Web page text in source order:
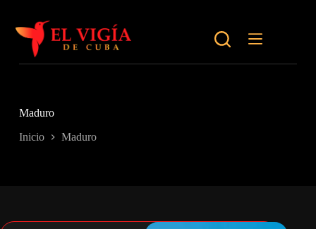
contenido
Maduro
Inicio Maduro